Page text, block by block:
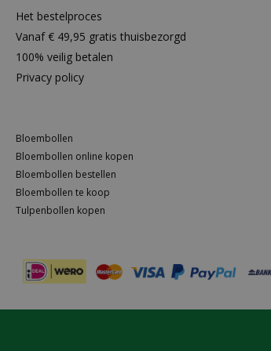
Het bestelproces
Vanaf € 49,95 gratis thuisbezorgd
100% veilig betalen
Privacy policy
Bloembollen
Bloembollen online kopen
Bloembollen bestellen
Bloembollen te koop
Tulpenbollen kopen